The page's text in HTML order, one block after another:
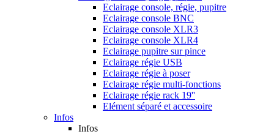
Eclairage console, régie, pupitre
Eclairage console BNC
Eclairage console XLR3
Eclairage console XLR4
Eclairage pupitre sur pince
Eclairage régie USB
Eclairage régie à poser
Eclairage régie multi-fonctions
Eclairage régie rack 19''
Elément séparé et accessoire
Infos
Infos